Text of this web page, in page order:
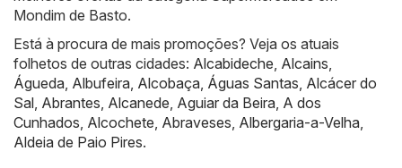
Mondim de Basto.
Está à procura de mais promoções? Veja os atuais
folhetos de outras cidades: Alcabideche, Alcains,
Águeda, Albufeira, Alcobaça, Águas Santas, Alcácer do
Sal, Abrantes, Alcanede, Aguiar da Beira, A dos
Cunhados, Alcochete, Abraveses, Albergaria-a-Velha,
Aldeia de Paio Pires.